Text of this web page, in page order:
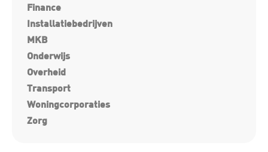
Finance
Installatiebedrijven
MKB
Onderwijs
Overheid
Transport
Woningcorporaties
Zorg